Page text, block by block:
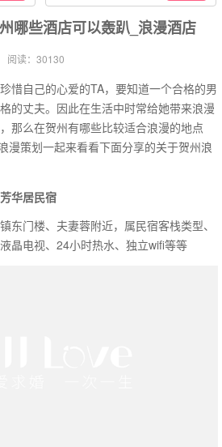
哪些酒店可以轰趴_浪漫酒店
阅读：30130
惜自己的心爱的TA，要知道一个合格的男
的丈夫。因此在生活中时常给她带来浪漫
那么在贺州有哪些比较适合浪漫的地点
漫策划一起来看看下面分享的关于贺州浪
华居民宿
东门楼、夫妻蓉附近，属民宿客栈类型、
晶电视、24小时热水、独立wifi等等